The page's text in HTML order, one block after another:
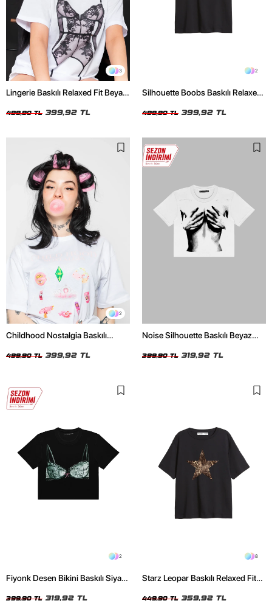
3
Lingerie Baskılı Relaxed Fit Beyaz
499,90 TL 399,92 TL
2
Silhouette Boobs Baskılı Relaxed
499,90 TL 399,92 TL
2
Childhood Nostalgia Baskılı
499,90 TL 399,92 TL
Noise Silhouette Baskılı Beyaz
399,90 TL 319,92 TL
2
Fiyonk Desen Bikini Baskılı Siyah
399,90 TL 319,92 TL
8
Starz Leopar Baskılı Relaxed Fit
449,90 TL 359,92 TL